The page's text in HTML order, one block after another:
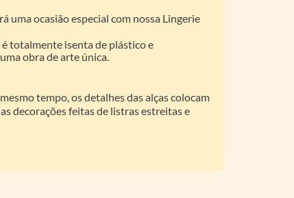
uma ocasião especial com nossa Lingerie
totalmente isenta de plástico e
obra de arte única.
tempo, os detalhes das alças colocam
decorações feitas de listras estreitas e